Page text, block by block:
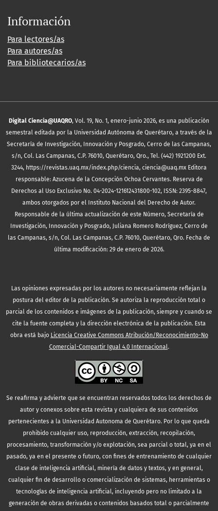
Información
Para lectores/as
Para autores/as
Para bibliotecarios/as
Digital Ciencia@UAQRO, Vol. 19, No. 1, enero-junio 2026, es una publicación
semestral editada por la Universidad Autónoma de Querétaro, a través de la
Secretaría de Investigación, Innovación y Posgrado, Cerro de las Campanas,
s/n, Col. Las Campanas, C.P. 76010, Querétaro, Qro., Tel. (442) 1921200 Ext.
3244, https://revistas.uaq.mx/index.php/ciencia, ciencia@uaq.mx Editora
responsable: Azucena de la Concepción Ochoa Cervantes. Reserva de
Derechos al Uso Exclusivo No. 04-2024-121612431800-102, ISSN: 2395-8847,
ambos otorgados por el Instituto Nacional del Derecho de Autor.
Responsable de la última actualización de este Número, Secretaría de
Investigación, Innovación y Posgrado, Juliana Romero Rodríguez, Cerro de
las Campanas, s/n, Col. Las Campanas, C.P. 76010, Querétaro, Qro. Fecha de
última modificación: 29 de enero de 2026.
Las opiniones expresadas por los autores no necesariamente reflejan la
postura del editor de la publicación. Se autoriza la reproducción total o
parcial de los contenidos e imágenes de la publicación, siempre y cuando se
cite la fuente completa y la dirección electrónica de la publicación. Esta
obra está bajo Licencia Creative Commons Atribución/Reconocimiento-No
Comercial-Compartir Igual 4.0 Internacional.
Se reafirma y advierte que se encuentran reservados todos los derechos de
autor y conexos sobre esta revista y cualquiera de sus contenidos
pertenecientes a la Universidad Autonoma de Querétaro. Por lo que queda
prohibido cualquier uso, reproducción, extracción, recopilación,
procesamiento, transformación y/o explotación, sea parcial o total, ya en el
pasado, ya en el presente o futuro, con fines de entrenamiento de cualquier
clase de inteligencia artificial, minería de datos y textos, y en general,
cualquier fin de desarrollo o comercialización de sistemas, herramientas o
tecnologías de inteligencia artificial, incluyendo pero no limitado a la
generación de obras derivadas o contenidos basados total o parcialmente